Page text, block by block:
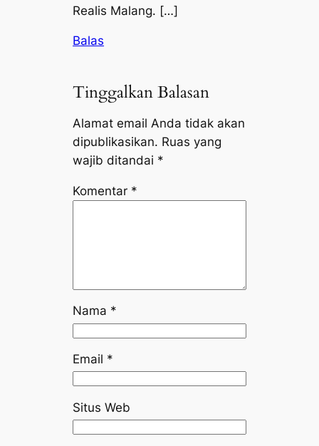
Realis Malang. […]
Balas
Tinggalkan Balasan
Alamat email Anda tidak akan
dipublikasikan. Ruas yang
wajib ditandai *
Komentar *
Nama *
Email *
Situs Web